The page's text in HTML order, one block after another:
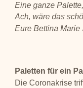
Eine ganze
Ach, wäre das
Eure Bettina Marie
Paletten für ein
Die Coronakrise